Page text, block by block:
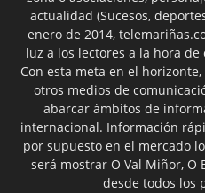
actualidad (Sucesos,
enero de 2014,
luz a los lectores a la hora
Con esta meta en el
otros medios de
abarcar ámbitos de
internacional. Información
por supuesto en el mercado
será mostrar O Val Miñor, O
desde todos los